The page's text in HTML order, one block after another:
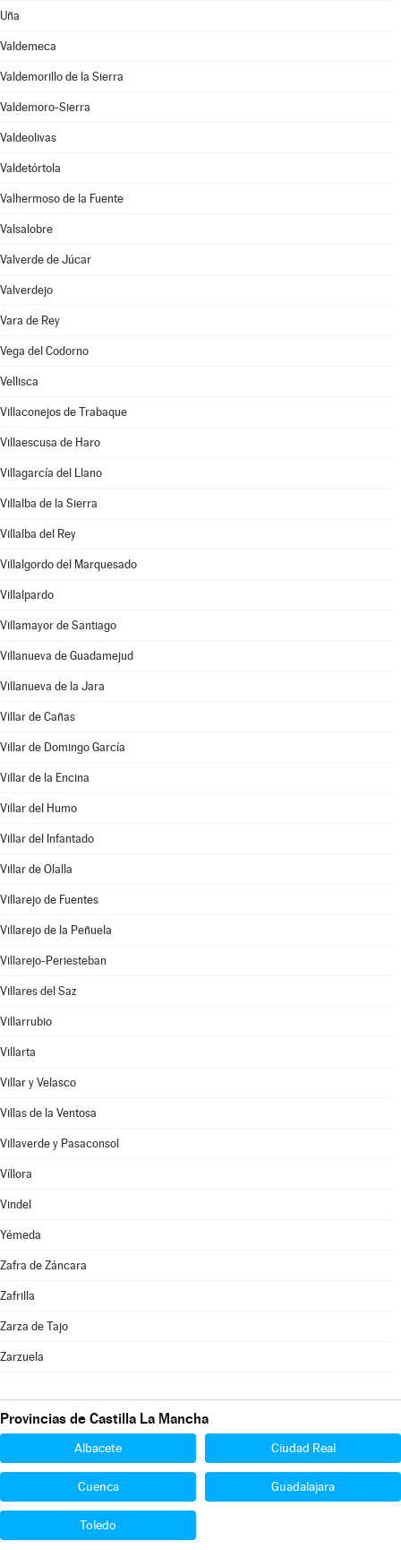
Uña
Valdemeca
Valdemorillo de la Sierra
Valdemoro-Sierra
Valdeolivas
Valdetórtola
Valhermoso de la Fuente
Valsalobre
Valverde de Júcar
Valverdejo
Vara de Rey
Vega del Codorno
Vellisca
Villaconejos de Trabaque
Villaescusa de Haro
Villagarcía del Llano
Villalba de la Sierra
Villalba del Rey
Villalgordo del Marquesado
Villalpardo
Villamayor de Santiago
Villanueva de Guadamejud
Villanueva de la Jara
Villar de Cañas
Villar de Domingo García
Villar de la Encina
Villar del Humo
Villar del Infantado
Villar de Olalla
Villarejo de Fuentes
Villarejo de la Peñuela
Villarejo-Periesteban
Villares del Saz
Villarrubio
Villarta
Villar y Velasco
Villas de la Ventosa
Villaverde y Pasaconsol
Víllora
Vindel
Yémeda
Zafra de Záncara
Zafrilla
Zarza de Tajo
Zarzuela
Provincias de Castilla La Mancha
Albacete Ciudad Real
Cuenca Guadalajara
Toledo